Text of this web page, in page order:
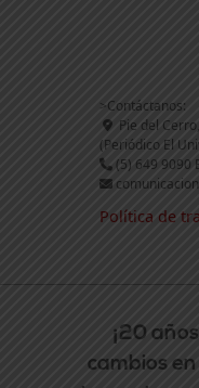
>Contáctanos:
Pie del
(Periódico El
(5) 649 9090
Política de
¡20
cambios